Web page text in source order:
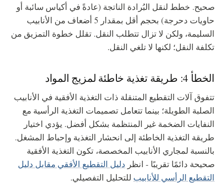
صحيح. خطط لنقل البُرادة الناتجة (عادةً في أكياس سائبة أو
حاويات دحرجة) بحجم أقل بمقدار 5 أضعاف من الأنابيب
السليمة، ولكن لا تزال تتطلب النقل. تقلل خطوة التمزيق من
تكلفة النقل؛ لكنها لا تلغي النقل.
الخطأ 4: طريقة تغذية خاطئة لمزيج المواد
تتفوق آلات التقطيع المتنقلة ذات التغذية الأفقية في الأنابيب
الصلبة الطويلة؛ بينما تتعامل تصميمات التغذية الرأسية مع
النفايات الضخمة غير المنتظمة بشكل أفضل. يؤدي اختيار
طريقة التغذية الخاطئة إلى انحشار التغذية وإحباط المشغل.
بالنسبة لمجاري الأنابيب المخصصة، تكون التغذية الأفقية
صحيحة دائمًا تقريبًا - انظر دليل التقطيع الأفقي مقابل دليل
التقطيع الرأسي للأنابيب للتحليل التفصيلي.